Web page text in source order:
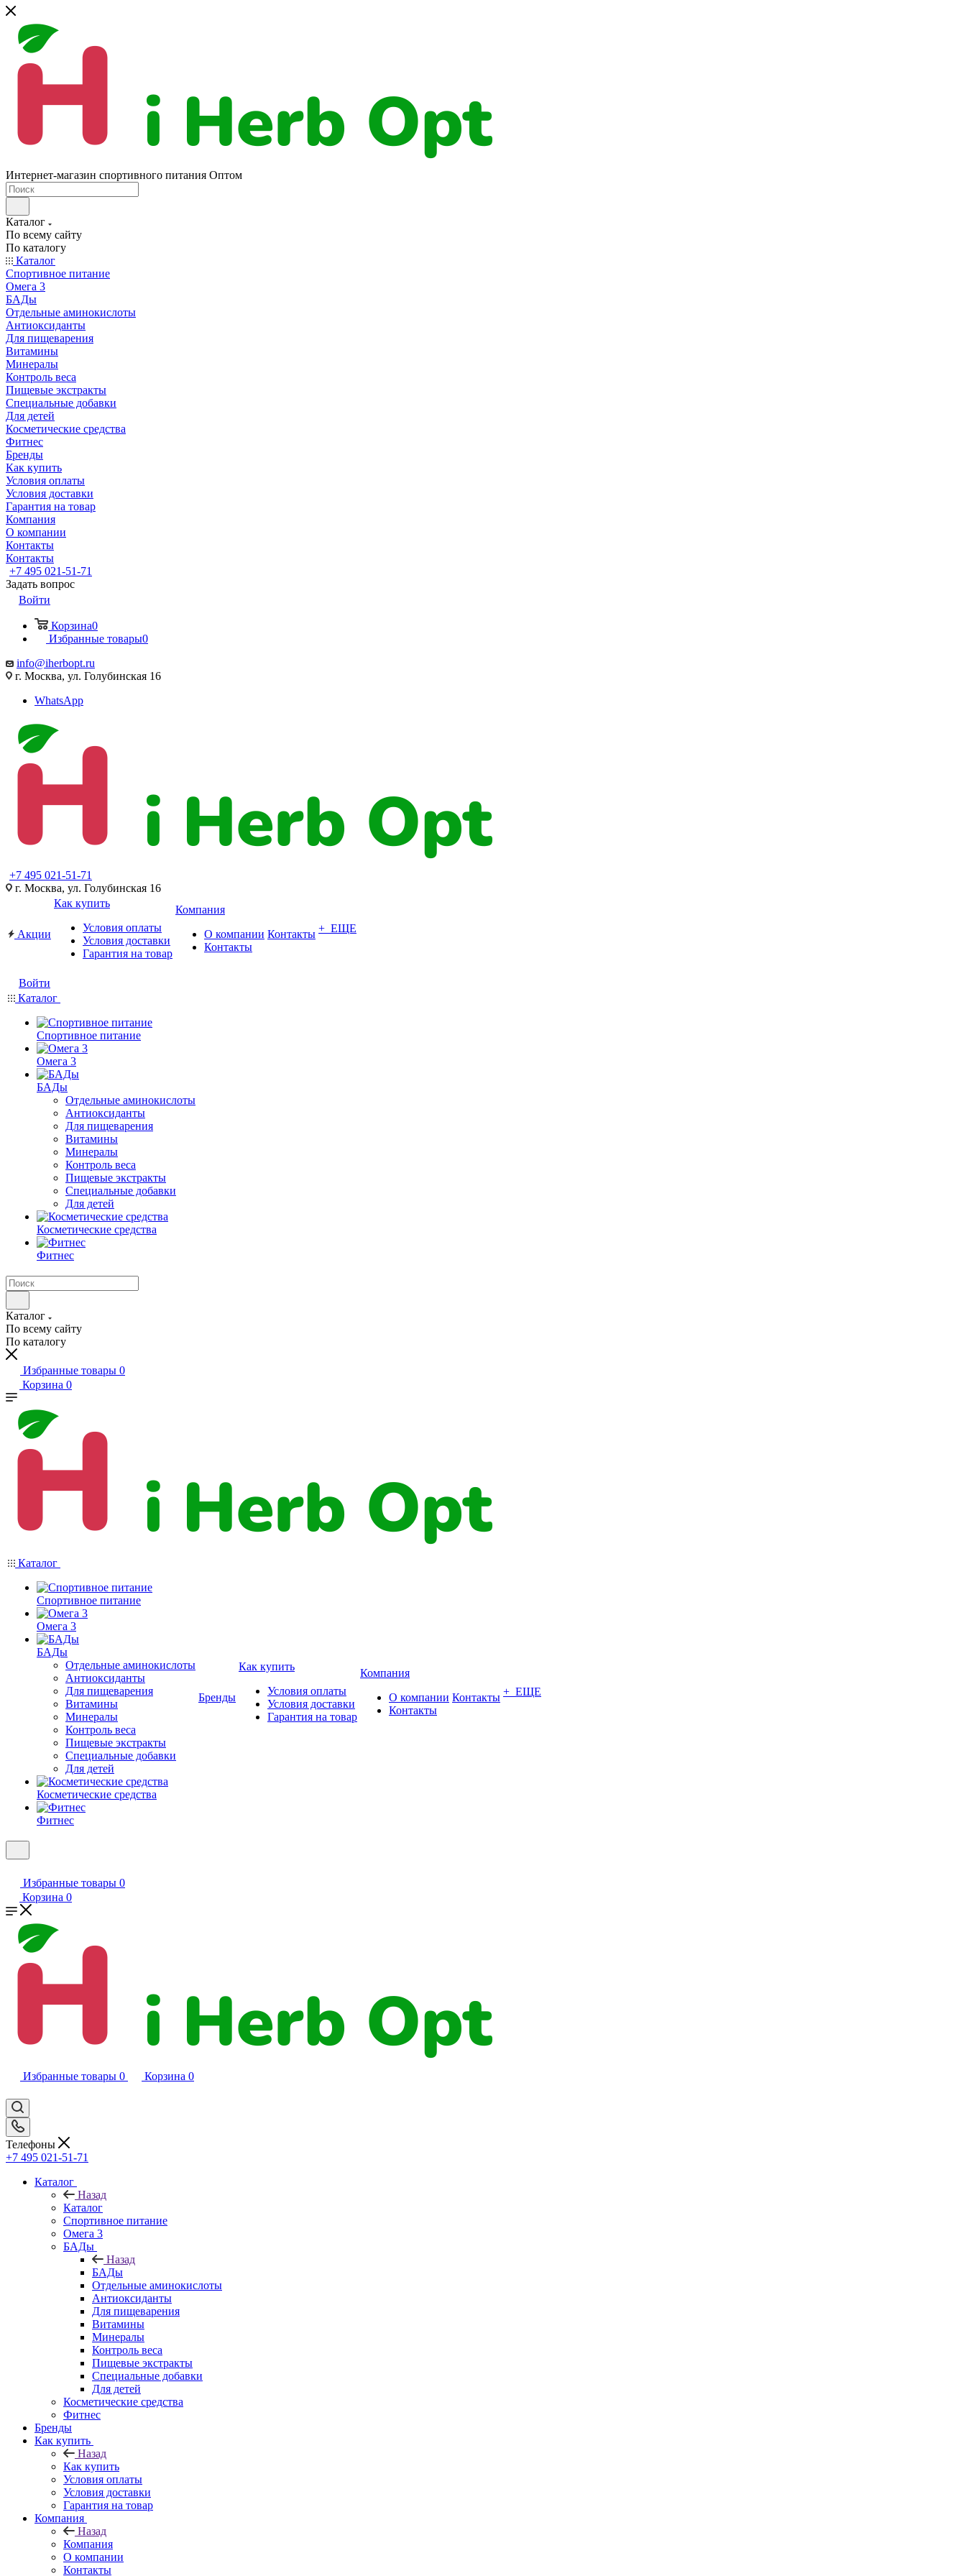
Интернет-магазин спортивного питания Оптом
Каталог
По всему сайту
По каталогу
Каталог
Спортивное питание
Омега 3
БАДы
Отдельные аминокислоты
Антиоксиданты
Для пищеварения
Витамины
Минералы
Контроль веса
Пищевые экстракты
Специальные добавки
Для детей
Косметические средства
Фитнес
Бренды
Как купить
Условия оплаты
Условия доставки
Гарантия на товар
Компания
О компании
Контакты
Контакты
+7 495 021-51-71
Задать вопрос
Войти
Корзина0
Избранные товары0
info@iherbopt.ru
г. Москва, ул. Голубинская 16
WhatsApp
+7 495 021-51-71
г. Москва, ул. Голубинская 16
Акции
Как купить
Условия оплаты
Условия доставки
Гарантия на товар
Компания
О компании
Контакты
Контакты + ЕЩЕ
Войти
Каталог
Спортивное питание
Омега 3
БАДы
Отдельные аминокислоты
Антиоксиданты
Для пищеварения
Витамины
Минералы
Контроль веса
Пищевые экстракты
Специальные добавки
Для детей
Косметические средства
Фитнес
Каталог
По всему сайту
По каталогу
Избранные товары 0
Корзина 0
Каталог
Спортивное питание
Омега 3
БАДы
Отдельные аминокислоты
Антиоксиданты
Для пищеварения
Витамины
Минералы
Контроль веса
Пищевые экстракты
Специальные добавки
Для детей
Косметические средства
Фитнес
Бренды
Как купить
Условия оплаты
Условия доставки
Гарантия на товар
Компания
О компании
Контакты
Контакты + ЕЩЕ
Избранные товары 0
Корзина 0
Избранные товары 0 Корзина 0
Телефоны
+7 495 021-51-71
Каталог
Назад
Каталог
Спортивное питание
Омега 3
БАДы
Назад
БАДы
Отдельные аминокислоты
Антиоксиданты
Для пищеварения
Витамины
Минералы
Контроль веса
Пищевые экстракты
Специальные добавки
Для детей
Косметические средства
Фитнес
Бренды
Как купить
Назад
Как купить
Условия оплаты
Условия доставки
Гарантия на товар
Компания
Назад
Компания
О компании
Контакты